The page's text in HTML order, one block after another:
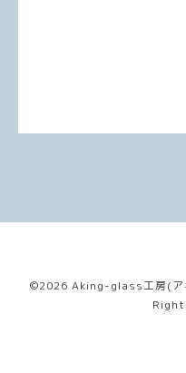
©2026 Aking-glass工房(ア